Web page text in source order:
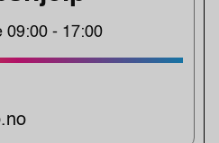
09:00 - 17:00